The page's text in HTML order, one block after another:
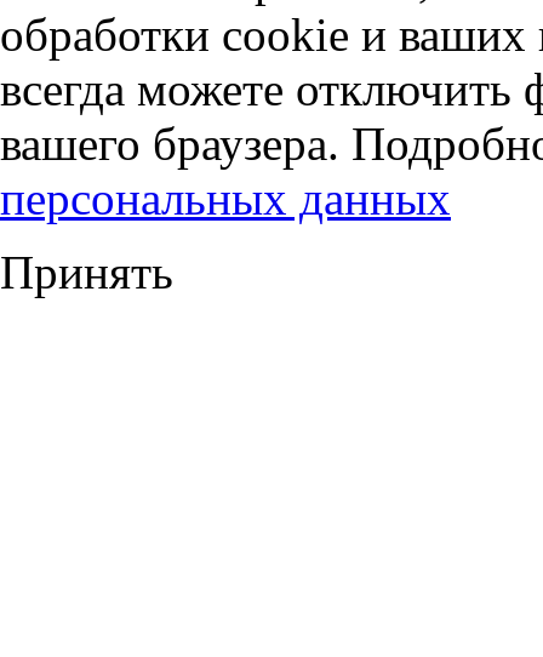
обработки cookie и
всегда можете отключить
вашего браузера.
персональных данных
Принять